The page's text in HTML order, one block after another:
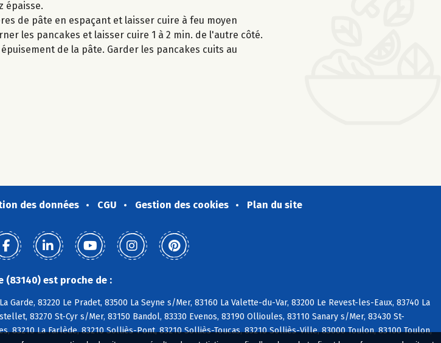
épaisse.
de pâte en espaçant et laisser cuire à feu moyen
les pancakes et laisser cuire 1 à 2 min. de l'autre côté.
de la pâte. Garder les pancakes cuits au
des données CGU Gestion des cookies Plan du site
(83140) est proche de :
Garde, 83220 Le Pradet, 83500 La Seyne s/Mer, 83160 La Valette-du-Var, 83200 Le Revest-les-Eaux, 83740 La
83270 St-Cyr s/Mer, 83150 Bandol, 83330 Evenos, 83190 Ollioules, 83110 Sanary s/Mer, 83430 St-
83210 La Farlède, 83210 Solliès-Pont, 83210 Solliès-Toucas, 83210 Solliès-Ville, 83000 Toulon, 83100 Toulon,